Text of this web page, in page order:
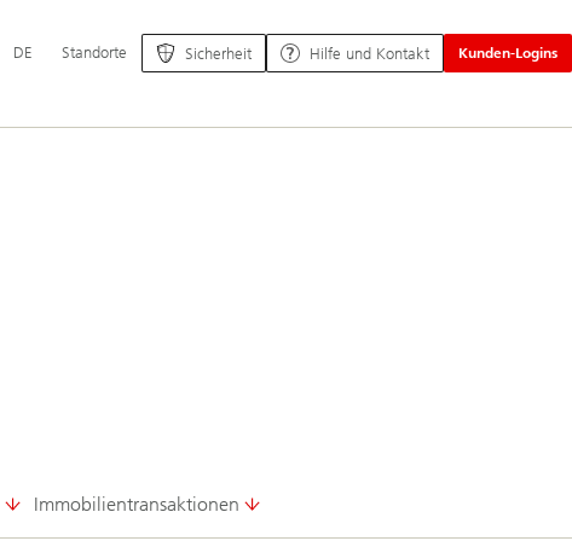
Hauptnavigation
DE Standorte Sicherheit Hilfe und Kontakt Kunden-Logins
Immobilientransaktionen